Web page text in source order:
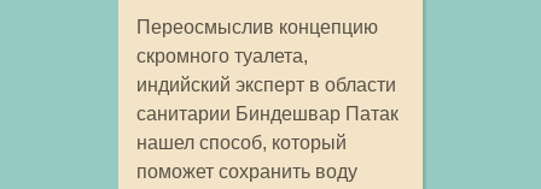
Переосмыслив концепцию
скромного туалета,
индийский эксперт в области
санитарии Биндешвар Патак
нашел способ, который
поможет сохранить воду